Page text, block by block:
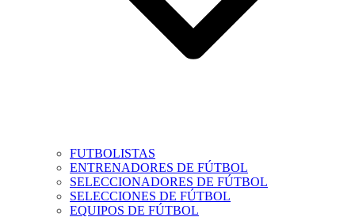
FUTBOLISTAS
ENTRENADORES DE FÚTBOL
SELECCIONADORES DE FÚTBOL
SELECCIONES DE FÚTBOL
EQUIPOS DE FÚTBOL